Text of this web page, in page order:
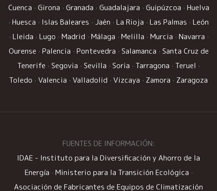
Cuenca · Girona · Granada · Guadalajara · Guipúzcoa · Huelva
· Huesca · Islas Baleares · Jaén · La Rioja · Las Palmas · León
· Lleida · Lugo · Madrid · Málaga · Melilla · Murcia · Navarra ·
Ourense · Palencia · Pontevedra · Salamanca · Santa Cruz de
Tenerife · Segovia · Sevilla · Soria · Tarragona · Teruel ·
Toledo · Valencia · Valladolid · Vizcaya · Zamora · Zaragoza
FUENTES DE INFORMACIÓN:
IDAE - Instituto para la Diversificación y Ahorro de la
Energía · Ministerio para la Transición Ecológica ·
Asociación de Fabricantes de Equipos de Climatización